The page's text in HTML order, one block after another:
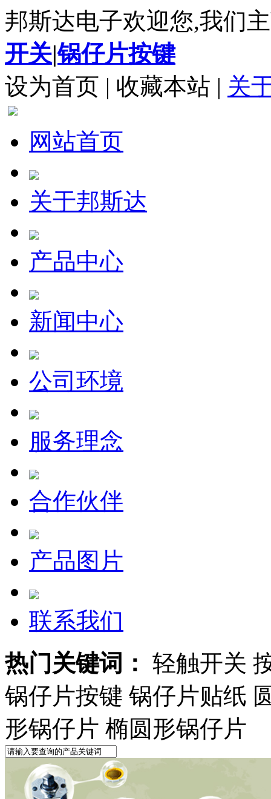
邦斯达电子欢迎您,我们
开关|锅仔片按键
设为首页 | 收藏本站 | 关
网站首页
关于邦斯达
产品中心
新闻中心
公司环境
服务理念
合作伙伴
产品图片
联系我们
热门关键词： 轻触开关
锅仔片按键 锅仔片贴纸
形锅仔片 椭圆形锅仔片